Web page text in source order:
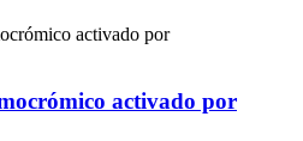
activado por